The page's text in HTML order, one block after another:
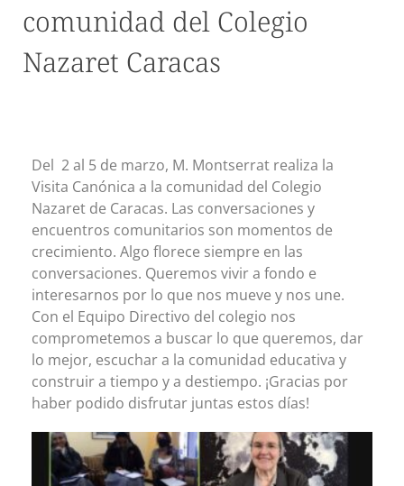
comunidad del Colegio
Nazaret Caracas
Del 2 al 5 de marzo, M. Montserrat realiza la
Visita Canónica a la comunidad del Colegio
Nazaret de Caracas. Las conversaciones y
encuentros comunitarios son momentos de
crecimiento. Algo florece siempre en las
conversaciones. Queremos vivir a fondo e
interesarnos por lo que nos mueve y nos une.
Con el Equipo Directivo del colegio nos
comprometemos a buscar lo que queremos, dar
lo mejor, escuchar a la comunidad educativa y
construir a tiempo y a destiempo. ¡Gracias por
haber podido disfrutar juntas estos días!